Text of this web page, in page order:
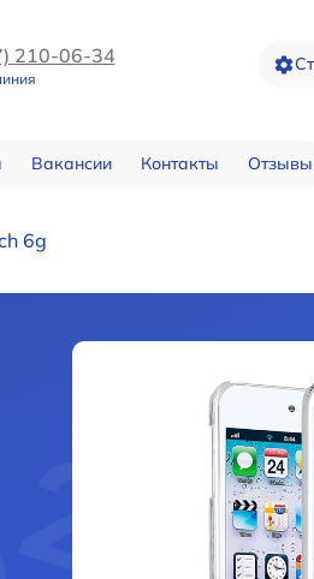
210-06-34
Вакансии Контакты Отзывы
6g